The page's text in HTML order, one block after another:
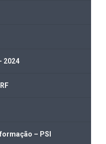
2024
– PSI